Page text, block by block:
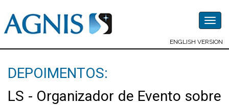
ENGLISH VERSION
DEPOIMENTOS:
LS - Organizador de Evento sobre